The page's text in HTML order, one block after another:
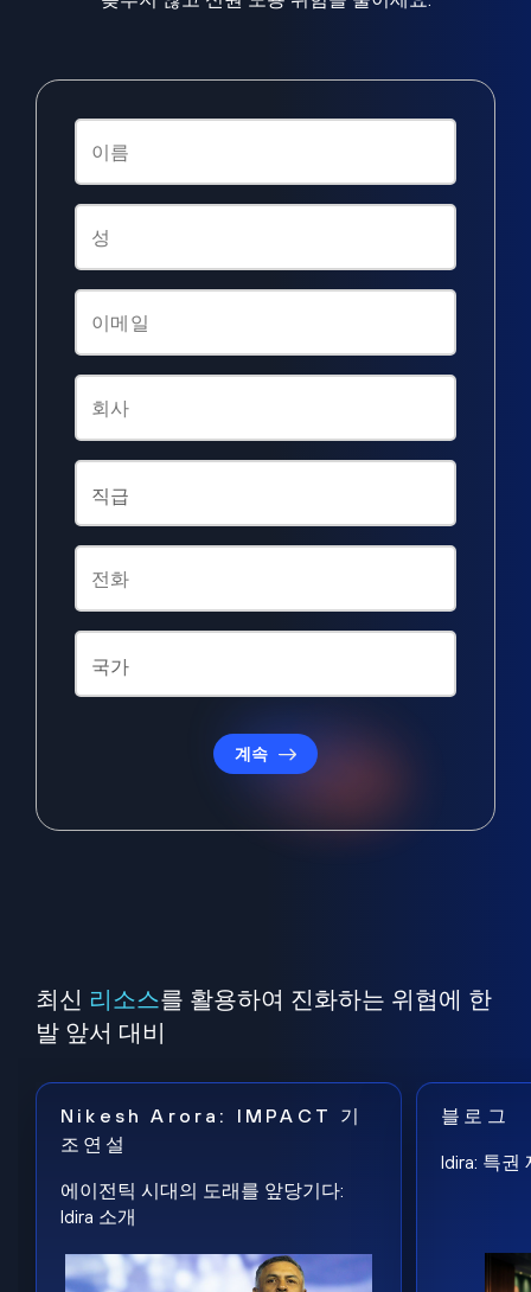
계속
최신 리소스를 활용하여 진화하는 위협에 한
발 앞서 대비
Nikesh Arora: IMPACT 기
조연설
에이전틱 시대의 도래를 앞당기다:
Idira 소개
블로그
Idira: 특권